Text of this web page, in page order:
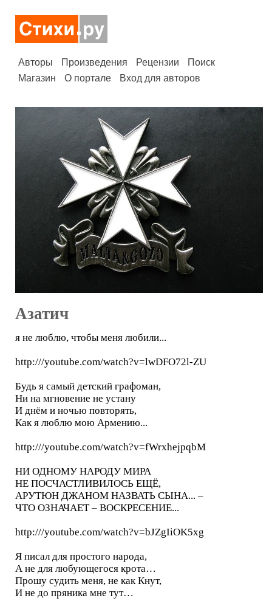
Авторы Произведения Рецензии
Поиск
Магазин
О портале Вход для авторов
Азатич
я не люблю, чтобы меня любили...
http:///youtube.com/watch?v=lwDFO72l-ZU
Будь я самый детский графоман,
Ни на мгновение не устану
И днём и ночью повторять,
Как я люблю мою Армению...
http:///youtube.com/watch?v=fWrxhejpqbM
НИ ОДНОМУ НАРОДУ МИРА
НЕ ПОСЧАСТЛИВИЛОСЬ ЕЩЁ,
АРУТЮН ДЖАНОМ НАЗВАТЬ СЫНА... –
ЧТО ОЗНАЧАЕТ – ВОСКРЕСЕНИЕ...
http:///youtube.com/watch?v=bJZgIiOK5xg
Я писал для простого народа,
А не для любующегося крота…
Прошу судить меня, не как Кнут,
И не до пряника мне тут…